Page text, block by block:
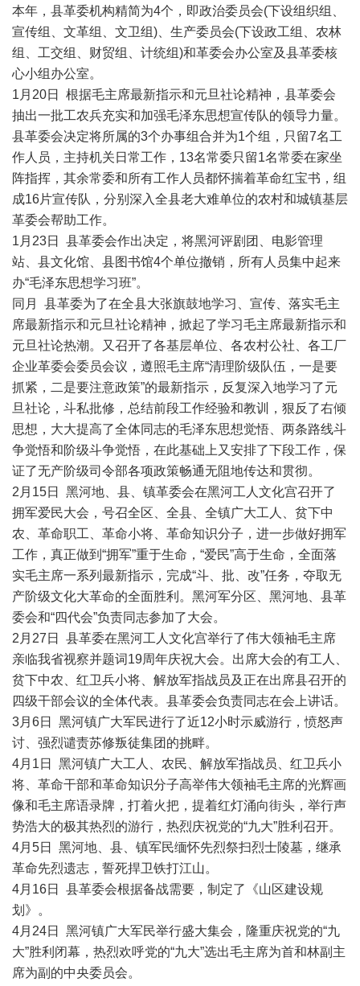
本年，县革委机构精简为4个，即政治委员会(下设组织组、
宣传组、文革组、文卫组)、生产委员会(下设政工组、农林
组、工交组、财贸组、计统组)和革委会办公室及县革委核
心小组办公室。
1月20日 根据毛主席最新指示和元旦社论精神，县革委会
抽出一批工农兵充实和加强毛泽东思想宣传队的领导力量。
县革委会决定将所属的3个办事组合并为1个组，只留7名工
作人员，主持机关日常工作，13名常委只留1名常委在家坐
阵指挥，其余常委和所有工作人员都怀揣着革命红宝书，组
成16片宣传队，分别深入全县老大难单位的农村和城镇基层
革委会帮助工作。
1月23日 县革委会作出决定，将黑河评剧团、电影管理
站、县文化馆、县图书馆4个单位撤销，所有人员集中起来
办“毛泽东思想学习班”。
同月 县革委为了在全县大张旗鼓地学习、宣传、落实毛主
席最新指示和元旦社论精神，掀起了学习毛主席最新指示和
元旦社论热潮。又召开了各基层单位、各农村公社、各工厂
企业革委会委员会议，遵照毛主席“清理阶级队伍，一是要
抓紧，二是要注意政策”的最新指示，反复深入地学习了元
旦社论，斗私批修，总结前段工作经验和教训，狠反了右倾
思想，大大提高了全体同志的毛泽东思想觉悟、两条路线斗
争觉悟和阶级斗争觉悟，在此基础上又安排了下段工作，保
证了无产阶级司令部各项政策畅通无阻地传达和贯彻。
2月15日 黑河地、县、镇革委会在黑河工人文化宫召开了
拥军爱民大会，号召全区、全县、全镇广大工人、贫下中
农、革命职工、革命小将、革命知识分子，进一步做好拥军
工作，真正做到“拥军”重于生命，“爱民”高于生命，全面落
实毛主席一系列最新指示，完成“斗、批、改”任务，夺取无
产阶级文化大革命的全面胜利。黑河军分区、黑河地、县革
委会和“四代会”负责同志参加了大会。
2月27日 县革委在黑河工人文化宫举行了伟大领袖毛主席
亲临我省视察并题词19周年庆祝大会。出席大会的有工人、
贫下中农、红卫兵小将、解放军指战员及正在出席县召开的
四级干部会议的全体代表。县革委会负责同志在会上讲话。
3月6日 黑河镇广大军民进行了近12小时示威游行，愤怒声
讨、强烈谴责苏修叛徒集团的挑畔。
4月1日 黑河镇广大工人、农民、解放军指战员、红卫兵小
将、革命干部和革命知识分子高举伟大领袖毛主席的光辉画
像和毛主席语录牌，打着火把，提着红灯涌向街头，举行声
势浩大的极其热烈的游行，热烈庆祝党的“九大”胜利召开。
4月5日 黑河地、县、镇军民缅怀先烈祭扫烈士陵墓，继承
革命先烈遗志，誓死捍卫铁打江山。
4月16日 县革委会根据备战需要，制定了《山区建设规
划》。
4月24日 黑河镇广大军民举行盛大集会，隆重庆祝党的“九
大”胜利闭幕，热烈欢呼党的“九大”选出毛主席为首和林副主
席为副的中央委员会。